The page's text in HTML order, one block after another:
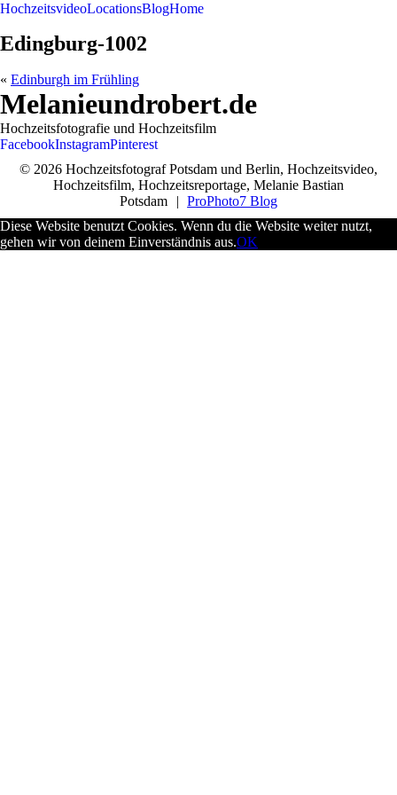
HochzeitsvideoLocationsBlogHome
Edingburg-1002
« Edinburgh im Frühling
Melanieundrobert.de
Hochzeitsfotografie und Hochzeitsfilm
FacebookInstagramPinterest
© 2026 Hochzeitsfotograf Potsdam und Berlin, Hochzeitsvideo,
Hochzeitsfilm, Hochzeitsreportage, Melanie Bastian
Potsdam
| ProPhoto7 Blog
Diese Website benutzt Cookies. Wenn du die Website weiter nutzt,
gehen wir von deinem Einverständnis aus.OK